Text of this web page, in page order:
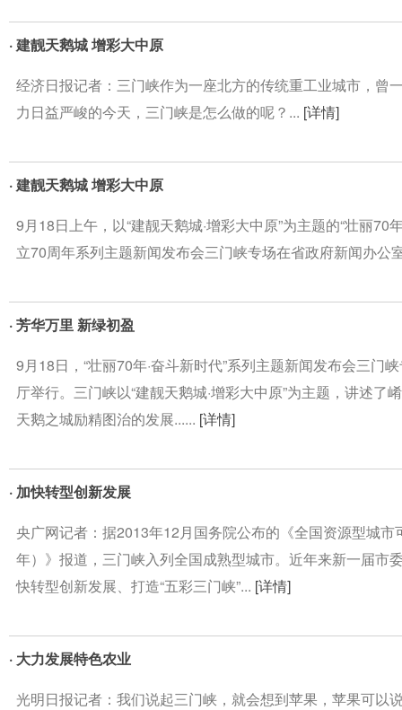
· 建靓天鹅城 增彩大中原
经济日报记者：三门峡作为一座北方的传统重工业城市，曾
力日益严峻的今天，三门峡是怎么做的呢？... [详情]
· 建靓天鹅城 增彩大中原
9月18日上午，以“建靓天鹅城·增彩大中原”为主题的“壮丽70
立70周年系列主题新闻发布会三门峡专场在省政府新闻办公
· 芳华万里 新绿初盈
9月18日，“壮丽70年·奋斗新时代”系列主题新闻发布会三门
厅举行。三门峡以“建靓天鹅城·增彩大中原”为主题，讲述了
天鹅之城励精图治的发展...... [详情]
· 加快转型创新发展
央广网记者：据2013年12月国务院公布的《全国资源型城
年）》报道，三门峡入列全国成熟型城市。近年来新一届市
快转型创新发展、打造“五彩三门峡”... [详情]
· 大力发展特色农业
光明日报记者：我们说起三门峡，就会想到苹果，苹果可以